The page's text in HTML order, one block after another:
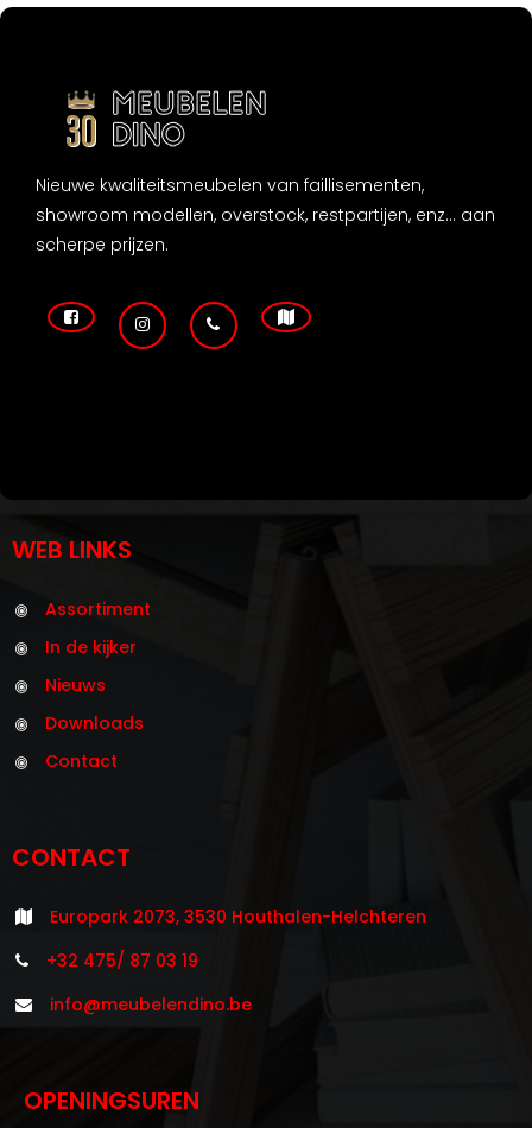
Nieuwe kwaliteitsmeubelen van faillisementen,
showroom modellen, overstock, restpartijen, enz... aan
scherpe prijzen.
WEB LINKS
Assortiment
In de kijker
Nieuws
Downloads
Contact
CONTACT
Europark 2073, 3530 Houthalen-Helchteren
+32 475/ 87 03 19
info@meubelendino.be
OPENINGSUREN